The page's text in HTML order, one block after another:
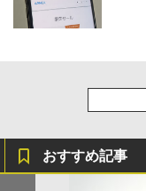
おすすめ記事